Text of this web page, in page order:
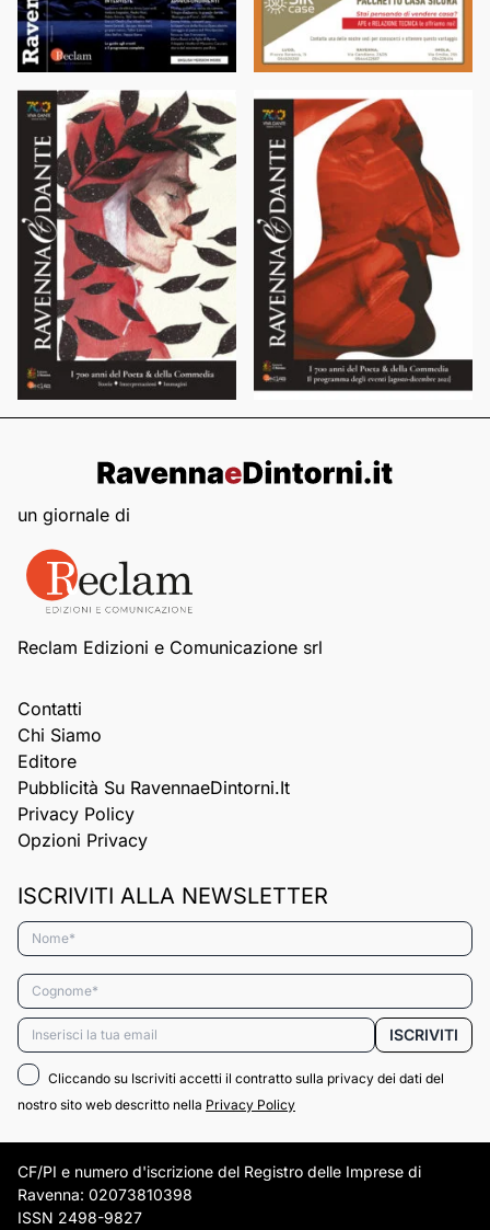
un giornale di
Reclam Edizioni e Comunicazione srl
Contatti
Chi Siamo
Editore
Pubblicità Su RavennaeDintorni.it
Privacy Policy
Opzioni Privacy
ISCRIVITI ALLA NEWSLETTER
Nome*
Cognome*
Email* ISCRIVITI
Cliccando su Iscriviti accetti il contratto sulla privacy dei dati del
nostro sito web descritto nella Privacy Policy
CF/PI e numero d'iscrizione del Registro delle Imprese di
Ravenna: 02073810398
ISSN 2498-9827